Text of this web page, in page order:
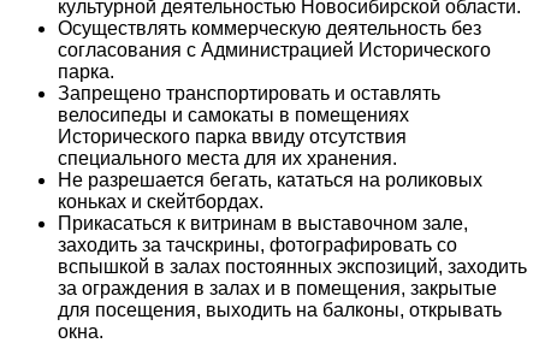
культурной деятельностью Новосибирской области.
Осуществлять коммерческую деятельность без
согласования с Администрацией Исторического
парка.
Запрещено транспортировать и оставлять
велосипеды и самокаты в помещениях
Исторического парка ввиду отсутствия
специального места для их хранения.
Не разрешается бегать, кататься на роликовых
коньках и скейтбордах.
Прикасаться к витринам в выставочном зале,
заходить за тачскрины, фотографировать со
вспышкой в залах постоянных экспозиций, заходить
за ограждения в залах и в помещения, закрытые
для посещения, выходить на балконы, открывать
окна.